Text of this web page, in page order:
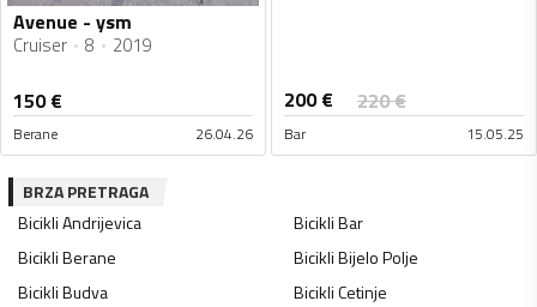
Avenue - ysm
Cruiser 8 2019
150€
Berane 26.04.26
200€ 220€
Bar 15.05.25
BRZA PRETRAGA
BicikliAndrijevica BicikliBar
BicikliBerane BicikliBijelo Polje
BicikliBudva BicikliCetinje